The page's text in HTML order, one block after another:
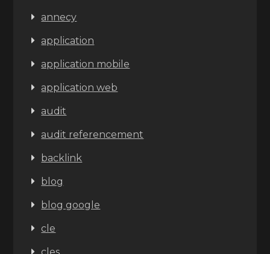
annecy
application
application mobile
application web
audit
audit referencement
backlink
blog
blog google
cle